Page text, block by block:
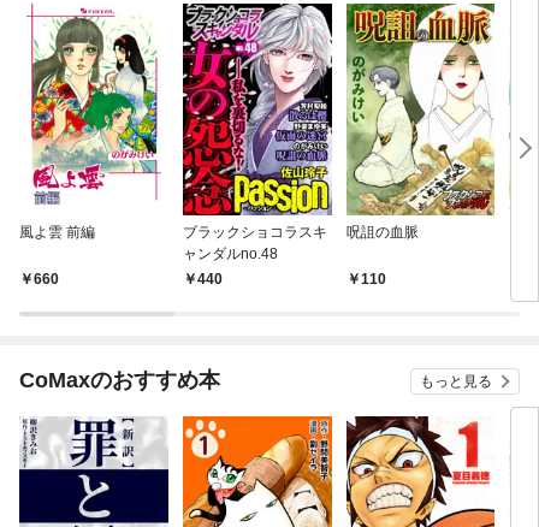
風よ雲 前編
660
ブラックショコラスキ
ャンダルno.48
440
呪詛の血脈
110
CoMaxのおすすめ本 もっと見る